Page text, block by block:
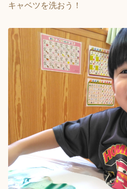
キャベツを洗おう！